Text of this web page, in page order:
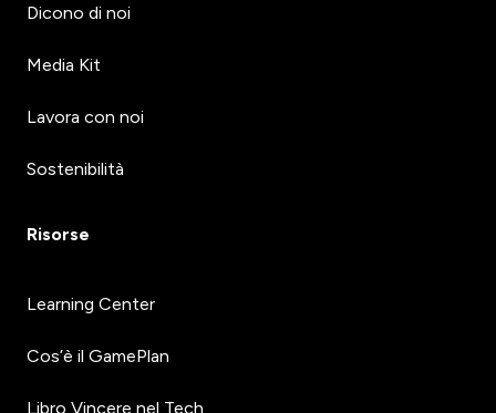
Dicono di noi
Media Kit
Lavora con noi
Sostenibilità
Risorse
Learning Center
Cos’è il GamePlan
Libro Vincere nel Tech